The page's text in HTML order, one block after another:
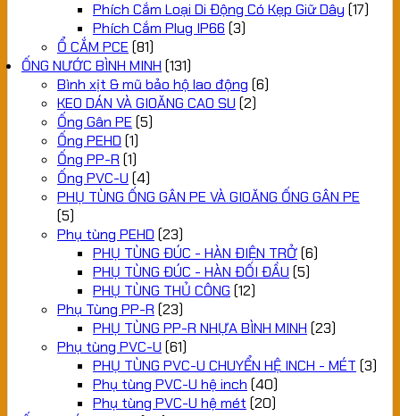
Phích Cắm Loại Di Động Có Kẹp Giữ Dây (17)
Phích Cắm Plug IP66 (3)
Ổ CẮM PCE (81)
ỐNG NƯỚC BÌNH MINH (131)
Bình xịt & mũ bảo hộ lao động (6)
KEO DÁN VÀ GIOĂNG CAO SU (2)
Ống Gân PE (5)
Ống PEHD (1)
Ống PP-R (1)
Ống PVC-U (4)
PHỤ TÙNG ỐNG GÂN PE VÀ GIOĂNG ỐNG GÂN PE
(5)
Phụ tùng PEHD (23)
PHỤ TÙNG ĐÚC - HÀN ĐIỆN TRỞ(6)
PHỤ TÙNG ĐÚC - HÀN ĐỐI ĐẦU (5)
PHỤ TÙNG THỦ CÔNG (12)
Phụ Tùng PP-R (23)
PHỤ TÙNG PP-R NHỰA BÌNH MINH (23)
Phụ tùng PVC-U (61)
PHỤ TÙNG PVC-U CHUYỂN HỆ INCH - MÉT (3)
Phụ tùng PVC-U hệ inch (40)
Phụ tùng PVC-U hệ mét (20)